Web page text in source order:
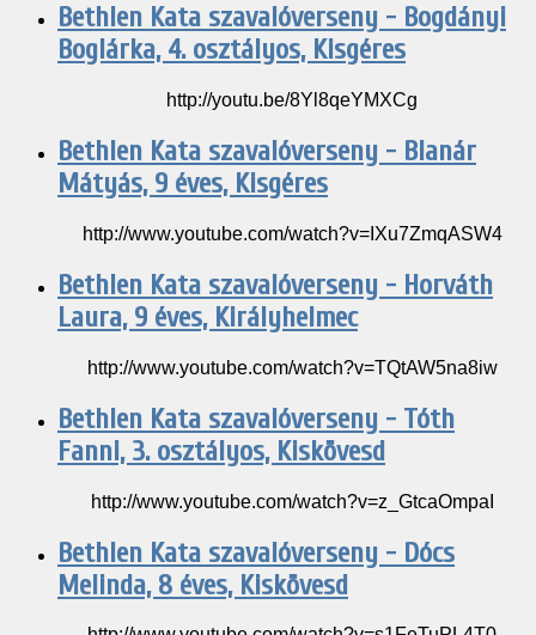
Bethlen Kata szavalóverseny - Bogdányi
Boglárka, 4. osztályos, Kisgéres
http://youtu.be/8Yl8qeYMXCg
Bethlen Kata szavalóverseny - Blanár
Mátyás, 9 éves, Kisgéres
http://www.youtube.com/watch?v=IXu7ZmqASW4
Bethlen Kata szavalóverseny - Horváth
Laura, 9 éves, Királyhelmec
http://www.youtube.com/watch?v=TQtAW5na8iw
Bethlen Kata szavalóverseny - Tóth
Fanni, 3. osztályos, Kiskövesd
http://www.youtube.com/watch?v=z_GtcaOmpaI
Bethlen Kata szavalóverseny - Dócs
Melinda, 8 éves, Kiskövesd